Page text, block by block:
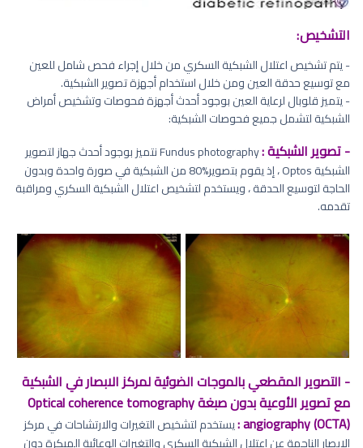
التشخيص:
- يتم تشخيص اعتلال الشبكية السكري من خلال إجراء فحص شامل للعين
مع توسيع حدقة العين ومن خلال استخدام أجهزة تصوير الشبكية.
- يتميز قلوبال لرعاية العين بوجود أحدث أجهزة فحوصات وتشخيص أمراض
الشبكية لتشمل جميع فحوصات الشبكية:
- تصوير الشبكية :
Fundus photography نتميز بوجود أحدث جهاز لتصوير
الشبكية Optos ، إذ يقوم بتصوير%80 من الشبكية في صورة واحدة وبدون
الحاجة لتوسيع الحدقة ، ويستخدم لتشخيص اعتلال الشبكية السكري ومراقبة
تقدمه.
- التصوير المقطعي بالموجات الضوئية لمركز الابصار في الشبكية
مع تصوير الأوعية بدون صبغة Optical coherence tomography
angiography (OCTA) : يستخدم لتشخيص التغيرات والارتشاحات في مركز
الإبصار الناجمة عن اعتلال الشبكية السكري والتغيرات الوعائية المبكرة دون